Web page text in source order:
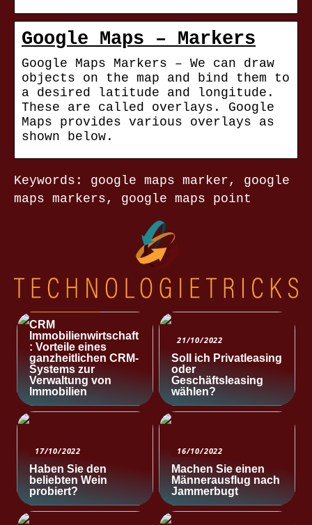
Google Maps – Markers
Google Maps Markers – We can draw
objects on the map and bind them to
a desired latitude and longitude.
These are called overlays. Google
Maps provides various overlays as
shown below.
Keywords: google maps marker, google
maps markers, google maps point
CRM
Immobilienwirtschaft
: Vorteile eines
ganzheitlichen CRM-
Systems zur
Verwaltung von
Immobilien
21/10/2022
Soll ich Privatleasing
oder
Geschäftsleasing
wählen?
17/10/2022
Haben Sie den
beliebten Wein
probiert?
16/10/2022
Machen Sie einen
Männerausflug nach
Jammerbugt